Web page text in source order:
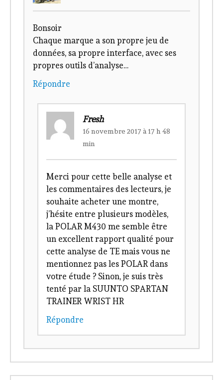
Bonsoir
Chaque marque a son propre jeu de
données, sa propre interface, avec ses
propres outils d’analyse…
Répondre
Fresh
16 novembre 2017 à 17 h 48
min
Merci pour cette belle analyse et
les commentaires des lecteurs, je
souhaite acheter une montre,
j’hésite entre plusieurs modèles,
la POLAR M430 me semble être
un excellent rapport qualité pour
cette analyse de TE mais vous ne
mentionnez pas les POLAR dans
votre étude ? Sinon, je suis très
tenté par la SUUNTO SPARTAN
TRAINER WRIST HR
Répondre